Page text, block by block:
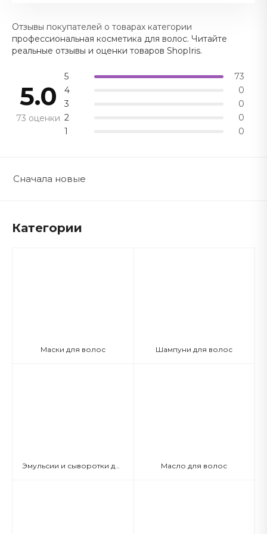
Отзывы покупателей о товарах категории
профессиональная косметика для волос. Читайте
реальные отзывы и оценки товаров ShopIris.
5.0
73 оценки
5
73
4
0
3
0
2
0
1
0
Сначала новые
Категории
Маски для волос Шампуни для волос
Масло для волос